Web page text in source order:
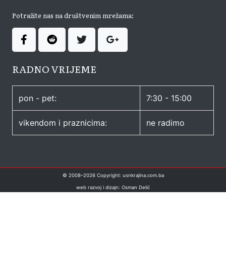
Potražite nas na društvenim mrežama:
RADNO VRIJEME
pon - pet: 7:30 - 15:00
vikendom i praznicima: ne radimo
© 2008–2026Copyright: usnkrajina.com.ba
web razvoj i dizajn: Osman Delić